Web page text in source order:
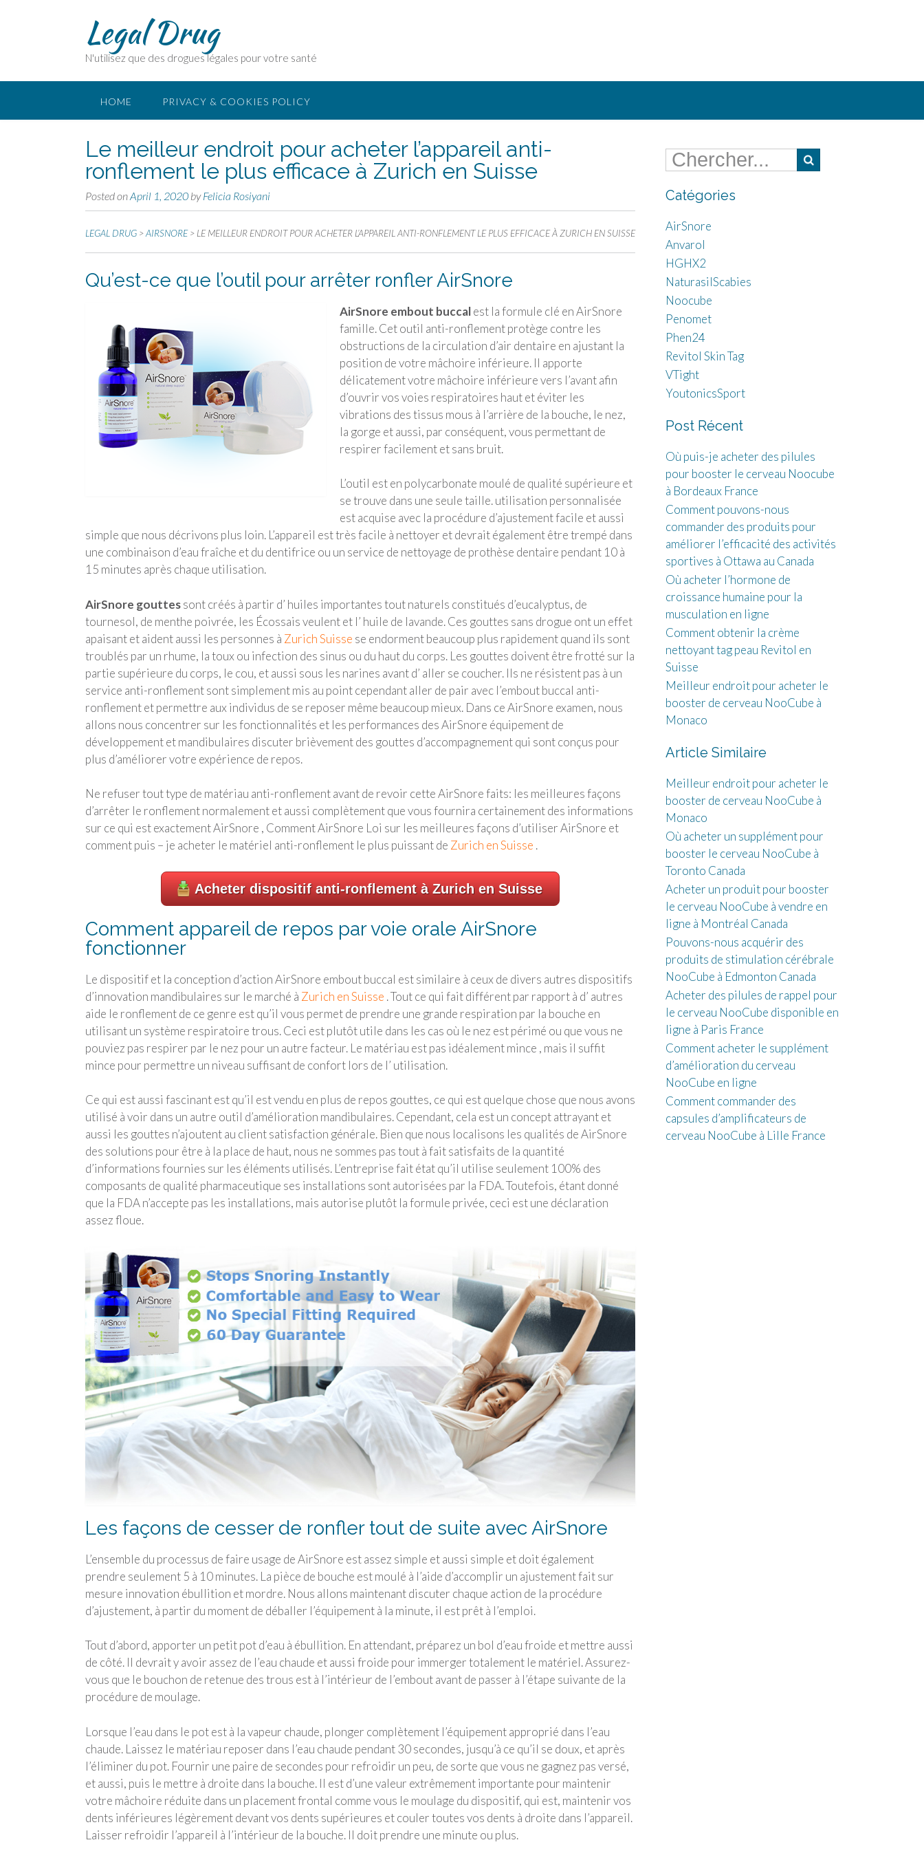
Legal Drug
N'utilisez que des drogues légales pour votre santé
HOME PRIVACY & COOKIES POLICY
Le meilleur endroit pour acheter l’appareil anti-
ronflement le plus efficace à Zurich en Suisse
Posted onApril 1, 2020 byFelicia Rosiyani
LEGAL DRUG >AIRSNORE > LE MEILLEUR ENDROIT POUR ACHETER L’APPAREIL ANTI-RONFLEMENT LE PLUS EFFICACE À ZURICH EN SUISSE
Qu’est-ce que l’outil pour arrêter ronfler AirSnore
AirSnore embout buccalest la formule clé en AirSnore
famille. Cet outil anti-ronflement protège contre les
obstructions de la circulation d’air dentaire en ajustant la
position de votre mâchoire inférieure. Il apporte
délicatement votre mâchoire inférieure vers l’avant afin
d’ouvrir vos voies respiratoires haut et éviter les
vibrations des tissus mous à l’arrière de la bouche, le nez,
la gorge et aussi, par conséquent, vous permettant de
respirer facilement et sans bruit.
L’outil est en polycarbonate moulé de qualité supérieure et
se trouve dans une seule taille. utilisation personnalisée
est acquise avec la procédure d’ajustement facile et aussi
simple que nous décrivons plus loin. L’appareil est très facile à nettoyer et devrait également être trempé dans
une combinaison d’eau fraîche et du dentifrice ou un service de nettoyage de prothèse dentaire pendant 10 à
15 minutes après chaque utilisation.
AirSnore gouttessont créés à partir d’ huiles importantes tout naturels constitués d’eucalyptus, de
tournesol, de menthe poivrée, les Écossais veulent et l’ huile de lavande. Ces gouttes sans drogue ont un effet
apaisant et aident aussi les personnes à Zurich Suisse se endorment beaucoup plus rapidement quand ils sont
troublés par un rhume, la toux ou infection des sinus ou du haut du corps. Les gouttes doivent être frotté sur la
partie supérieure du corps, le cou, et aussi sous les narines avant d’ aller se coucher. Ils ne résistent pas à un
service anti-ronflement sont simplement mis au point cependant aller de pair avec l’embout buccal anti-
ronflement et permettre aux individus de se reposer même beaucoup mieux. Dans ce AirSnore examen, nous
allons nous concentrer sur les fonctionnalités et les performances des AirSnore équipement de
développement et mandibulaires discuter brièvement des gouttes d’accompagnement qui sont conçus pour
plus d’améliorer votre expérience de repos.
Ne refuser tout type de matériau anti-ronflement avant de revoir cette AirSnore faits: les meilleures façons
d’arrêter le ronflement normalement et aussi complètement que vous fournira certainement des informations
sur ce qui est exactement AirSnore , Comment AirSnore Loi sur les meilleures façons d’utiliser AirSnore et
comment puis – je acheter le matériel anti-ronflement le plus puissant de Zurich en Suisse .
Acheter dispositif anti-ronflement à Zurich en Suisse
Comment appareil de repos par voie orale AirSnore
fonctionner
Le dispositif et la conception d’action AirSnore embout buccal est similaire à ceux de divers autres dispositifs
d’innovation mandibulaires sur le marché à Zurich en Suisse . Tout ce qui fait différent par rapport à d’ autres
aide le ronflement de ce genre est qu’il vous permet de prendre une grande respiration par la bouche en
utilisant un système respiratoire trous. Ceci est plutôt utile dans les cas où le nez est périmé ou que vous ne
pouviez pas respirer par le nez pour un autre facteur. Le matériau est pas idéalement mince , mais il suffit
mince pour permettre un niveau suffisant de confort lors de l’ utilisation.
Ce qui est aussi fascinant est qu’il est vendu en plus de repos gouttes, ce qui est quelque chose que nous avons
utilisé à voir dans un autre outil d’amélioration mandibulaires. Cependant, cela est un concept attrayant et
aussi les gouttes n’ajoutent au client satisfaction générale. Bien que nous localisons les qualités de AirSnore
des solutions pour être à la place de haut, nous ne sommes pas tout à fait satisfaits de la quantité
d’informations fournies sur les éléments utilisés. L’entreprise fait état qu’il utilise seulement 100% des
composants de qualité pharmaceutique ses installations sont autorisées par la FDA. Toutefois, étant donné
que la FDA n’accepte pas les installations, mais autorise plutôt la formule privée, ceci est une déclaration
assez floue.
Les façons de cesser de ronfler tout de suite avec AirSnore
L’ensemble du processus de faire usage de AirSnore est assez simple et aussi simple et doit également
prendre seulement 5 à 10 minutes. La pièce de bouche est moulé à l’aide d’accomplir un ajustement fait sur
mesure innovation ébullition et mordre. Nous allons maintenant discuter chaque action de la procédure
d’ajustement, à partir du moment de déballer l’équipement à la minute, il est prêt à l’emploi.
Tout d’abord, apporter un petit pot d’eau à ébullition. En attendant, préparez un bol d’eau froide et mettre aussi
de côté. Il devrait y avoir assez de l’eau chaude et aussi froide pour immerger totalement le matériel. Assurez-
vous que le bouchon de retenue des trous est à l’intérieur de l’embout avant de passer à l’étape suivante de la
procédure de moulage.
Lorsque l’eau dans le pot est à la vapeur chaude, plonger complètement l’équipement approprié dans l’eau
chaude. Laissez le matériau reposer dans l’eau chaude pendant 30 secondes, jusqu’à ce qu’il se doux, et après
l’éliminer du pot. Fournir une paire de secondes pour refroidir un peu, de sorte que vous ne gagnez pas versé,
et aussi, puis le mettre à droite dans la bouche. Il est d’une valeur extrêmement importante pour maintenir
votre mâchoire réduite dans un placement frontal comme vous le moulage du dispositif, qui est, maintenir vos
dents inférieures légèrement devant vos dents supérieures et couler toutes vos dents à droite dans l’appareil.
Laisser refroidir l’appareil à l’intérieur de la bouche. Il doit prendre une minute ou plus.
Catégories
AirSnore
Anvarol
HGHX2
NaturasilScabies
Noocube
Penomet
Phen24
Revitol Skin Tag
VTight
YoutonicsSport
Post Récent
Où puis-je acheter des pilules
pour booster le cerveau Noocube
à Bordeaux France
Comment pouvons-nous
commander des produits pour
améliorer l’efficacité des activités
sportives à Ottawa au Canada
Où acheter l’hormone de
croissance humaine pour la
musculation en ligne
Comment obtenir la crème
nettoyant tag peau Revitol en
Suisse
Meilleur endroit pour acheter le
booster de cerveau NooCube à
Monaco
Article Similaire
Meilleur endroit pour acheter le
booster de cerveau NooCube à
Monaco
Où acheter un supplément pour
booster le cerveau NooCube à
Toronto Canada
Acheter un produit pour booster
le cerveau NooCube à vendre en
ligne à Montréal Canada
Pouvons-nous acquérir des
produits de stimulation cérébrale
NooCube à Edmonton Canada
Acheter des pilules de rappel pour
le cerveau NooCube disponible en
ligne à Paris France
Comment acheter le supplément
d’amélioration du cerveau
NooCube en ligne
Comment commander des
capsules d’amplificateurs de
cerveau NooCube à Lille France